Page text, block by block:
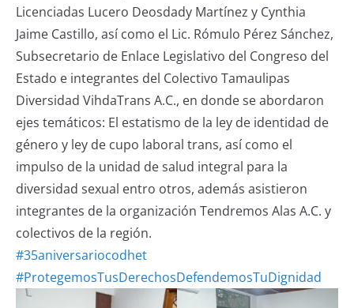
Licenciadas Lucero Deosdady Martínez y Cynthia
Jaime Castillo, así como el Lic. Rómulo Pérez Sánchez,
Subsecretario de Enlace Legislativo del Congreso del
Estado e integrantes del Colectivo Tamaulipas
Diversidad VihdaTrans A.C., en donde se abordaron
ejes temáticos: El estatismo de la ley de identidad de
género y ley de cupo laboral trans, así como el
impulso de la unidad de salud integral para la
diversidad sexual entro otros, además asistieron
integrantes de la organización Tendremos Alas A.C. y
colectivos de la región.
#35aniversariocodhet
#ProtegemosTusDerechosDefendemosTuDignidad